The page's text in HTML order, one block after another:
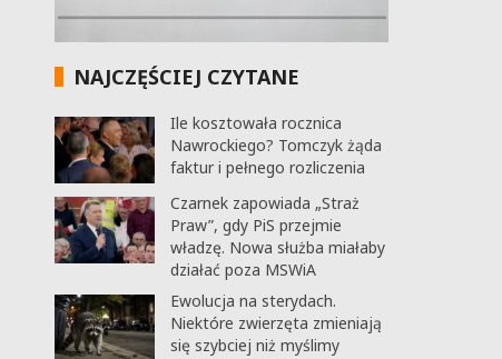
NAJCZĘŚCIEJ CZYTANE
Ile kosztowała rocznica
Nawrockiego? Tomczyk żąda
faktur i pełnego rozliczenia
Czarnek zapowiada „Straż
Praw”, gdy PiS przejmie
władzę. Nowa służba miałaby
działać poza MSWiA
Ewolucja na sterydach.
Niektóre zwierzęta zmieniają
się szybciej niż myślimy